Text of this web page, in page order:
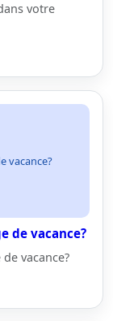
votre
vacance?
de vacance?
vacance?